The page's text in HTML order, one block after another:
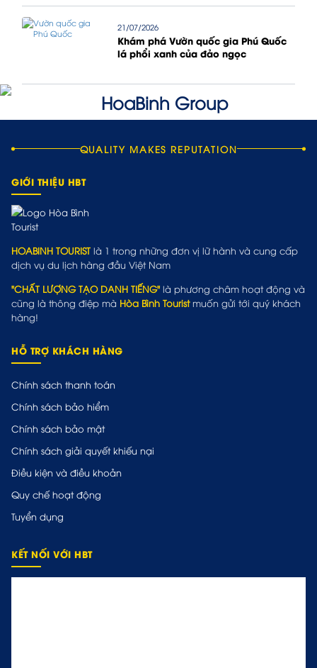
21/07/2026
Khám phá Vườn quốc gia Phú Quốc
lá phổi xanh của đảo ngọc
QUALITY MAKES REPUTATION
GIỚI THIỆU HBT
HOABINH TOURIST là 1 trong những đơn vị lữ hành và cung cấp
dịch vụ du lịch hàng đầu Việt Nam
"CHẤT LƯỢNG TẠO DANH TIẾNG" là phương châm hoạt động và
cũng là thông điệp mà Hòa Bình Touristmuốn gửi tới quý khách
hàng!
HỖ TRỢ KHÁCH HÀNG
Chính sách thanh toán
Chính sách bảo hiểm
Chính sách bảo mật
Chính sách giải quyết khiếu nại
Điều kiện và điều khoản
Quy chế hoạt động
Tuyển dụng
KẾT NỐI VỚI HBT